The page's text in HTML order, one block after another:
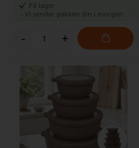
På lager
-Vi sender pakken din i morgen
- +